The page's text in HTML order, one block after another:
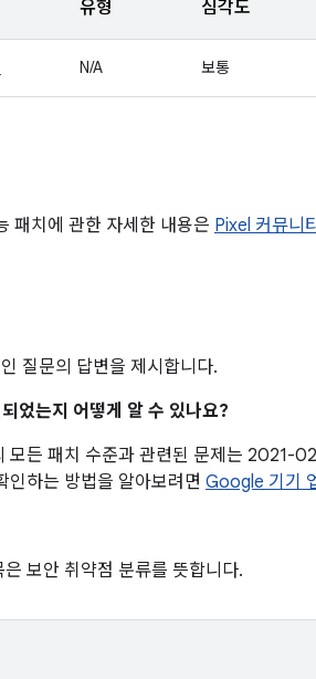
유형 심각도
N/A 보통
패치에 관한 자세한 내용은 Pixel 커뮤니
질문의 답변을 제시합니다.
었는지 어떻게 알 수 있나요?
든 패치 수준과 관련된 문제는 2021-
인하는 방법을 알아보려면 Google 기기
보안 취약점 분류를 뜻합니다.